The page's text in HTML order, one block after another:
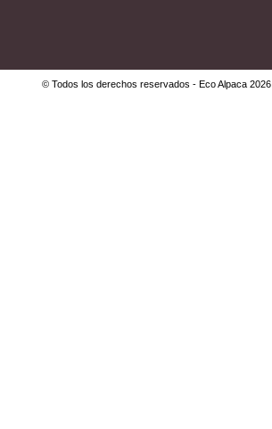
© Todos los derechos reservados - Eco Alpaca 2026